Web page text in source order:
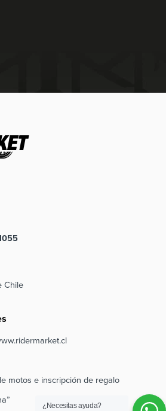
Chile
motos e inscripción de regalo
¿Necesitas ayuda?